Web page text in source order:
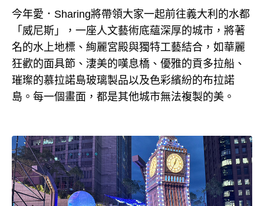
今年愛．Sharing將帶領大家一起前往義大利的水都
「威尼斯」，一座人文藝術底蘊深厚的城市，將著
名的水上地標、絢麗宮殿與獨特工藝結合，如華麗
狂歡的面具節、淒美的嘆息橋、優雅的貢多拉船、
璀璨的慕拉諾島玻璃製品以及色彩繽紛的布拉諾
島。每一個畫面，都是其他城市無法複製的美。